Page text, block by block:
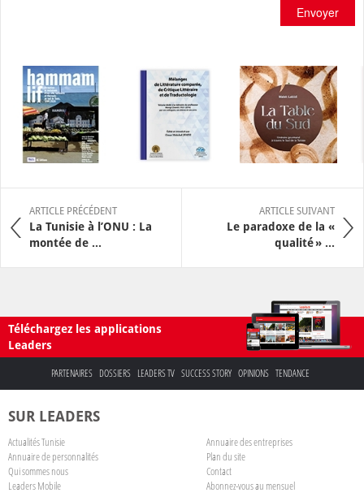
Envoyer
ARTICLE PRÉCÉDENT
La Tunisie à l’ONU : La
montée de ...
ARTICLE SUIVANT
Le paradoxe de la «
qualité » ...
Téléchargez les applications
Leaders
PARTENAIRES DOSSIERS LEADERS TV SUCCESS STORY OPINIONS TENDANCE
SUR LEADERS
Actualités Tunisie
Annuaire des entreprises
Annuaire de personnalités
Plan du site
Qui sommes nous
Contact
Leaders Mobile
Abonnez-vous au mensuel